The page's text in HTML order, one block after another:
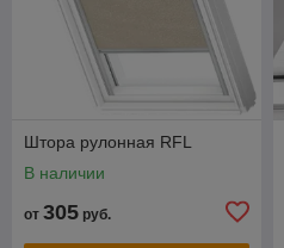
Штора рулонная RFL
В наличии
от 305 руб.